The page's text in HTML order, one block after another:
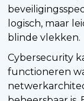
logisch, maar
blinde vlekken.
Cybersecurity
functioneren